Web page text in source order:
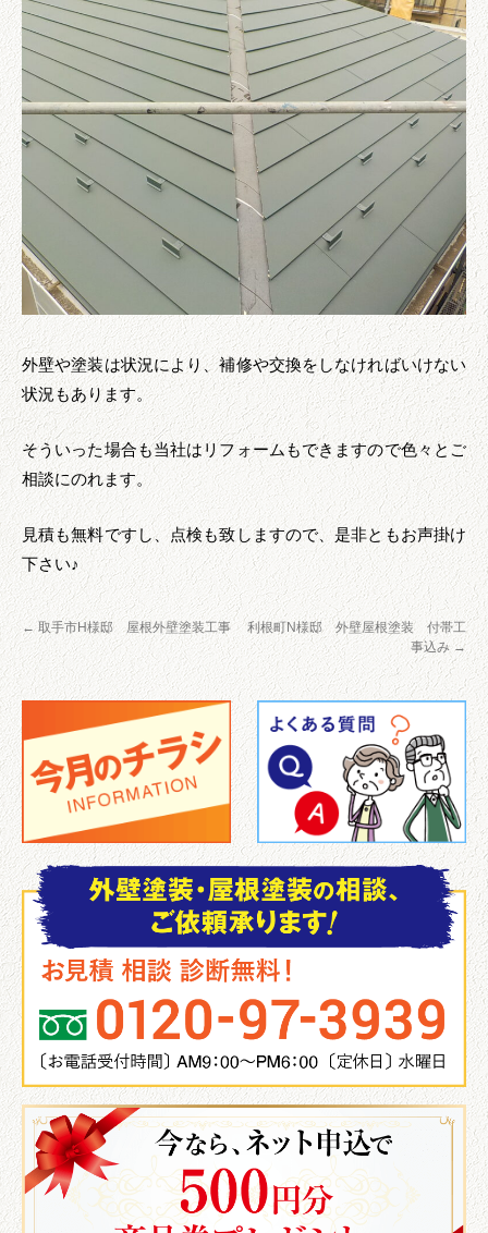
外壁や塗装は状況により、補修や交換をしなければいけない
状況もあります。
そういった場合も当社はリフォームもできますので色々とご
相談にのれます。
見積も無料ですし、点検も致しますので、是非ともお声掛け
下さい♪
←取手市H様邸 屋根外壁塗装工事
利根町N様邸 外壁屋根塗装 付帯工
事込み →